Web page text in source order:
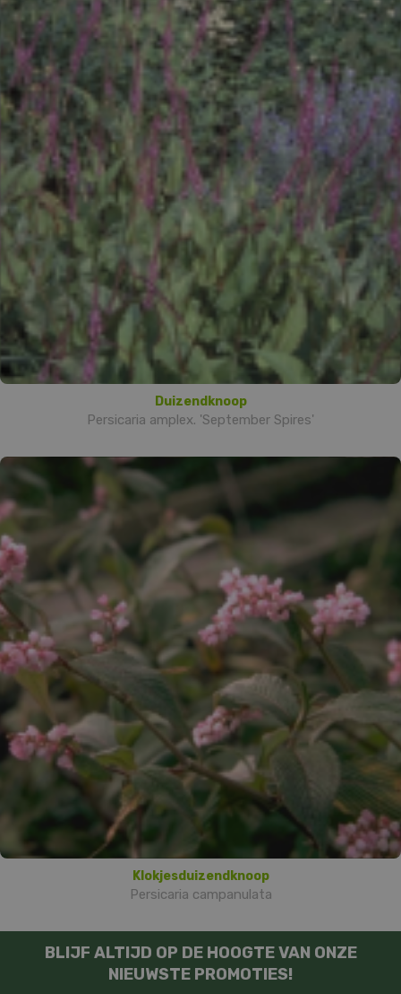
Duizendknoop
Persicaria amplex. 'September Spires'
Klokjesduizendknoop
Persicaria campanulata
BLIJF ALTIJD OP DE HOOGTE VAN ONZE
NIEUWSTE PROMOTIES!